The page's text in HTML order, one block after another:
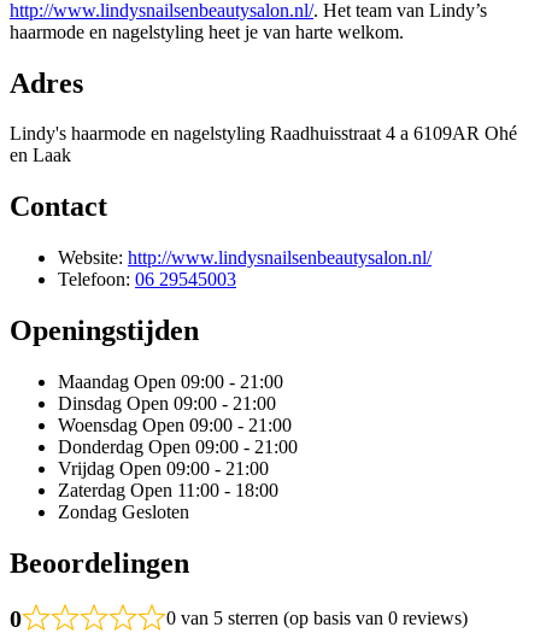
http://www.lindysnailsenbeautysalon.nl/. Het team van Lindy’s
haarmode en nagelstyling heet je van harte welkom.
Adres
Lindy's haarmode en nagelstyling Raadhuisstraat 4 a 6109AR Ohé
en Laak
Contact
Website: http://www.lindysnailsenbeautysalon.nl/
Telefoon: 06 29545003
Openingstijden
Maandag Open 09:00 - 21:00
Dinsdag Open 09:00 - 21:00
Woensdag Open 09:00 - 21:00
Donderdag Open 09:00 - 21:00
Vrijdag Open 09:00 - 21:00
Zaterdag Open 11:00 - 18:00
Zondag Gesloten
Beoordelingen
0 0 van 5 sterren (op basis van 0 reviews)